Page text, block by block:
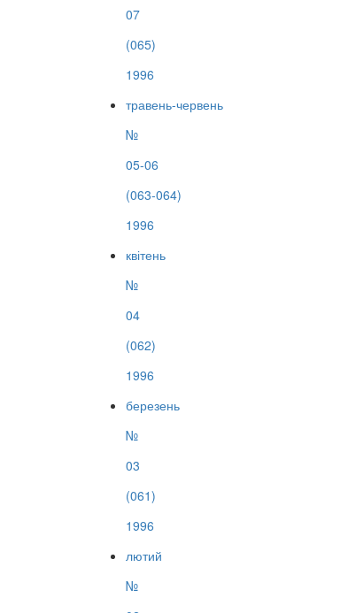
07
(065)
1996
травень-червень
№
05-06
(063-064)
1996
квітень
№
04
(062)
1996
березень
№
03
(061)
1996
лютий
№